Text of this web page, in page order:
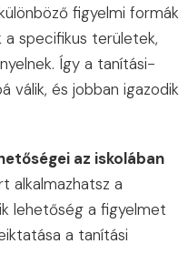
figyelmi formák
specifikus területek,
Így a tanítási-
válik, és jobban igazodik
az iskolában
alkalmazhatsz a
lehetőség a figyelmet
a tanítási